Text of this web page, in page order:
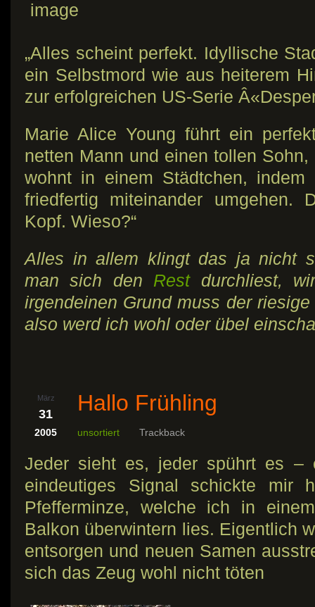
„Alles scheint perfekt. Idyllische
ein Selbstmord wie aus heiterem
zur erfolgreichen US-Serie
Marie Alice Young führt ein
netten Mann und einen tollen
wohnt in einem Städtchen,
friedfertig miteinander umgehen.
Kopf. Wieso?“
Alles in allem klingt das ja nicht
man sich den Restdurchliest,
irgendeinen Grund muss der
also werd ich wohl oder übel
März
31
2005
Hallo Frühling
unsortiert Trackback
Jeder sieht es, jeder spührt es –
eindeutiges Signal schickte mir
Pfefferminze, welche ich in
Balkon überwintern lies. Eigentlich
entsorgen und neuen Samen
sich das Zeug wohl nicht töten